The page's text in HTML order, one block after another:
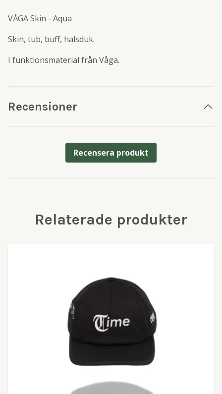
VÅGA Skin - Aqua
Skin, tub, buff, halsduk.
I funktionsmaterial från Våga.
Recensioner
Recensera produkt
Relaterade produkter